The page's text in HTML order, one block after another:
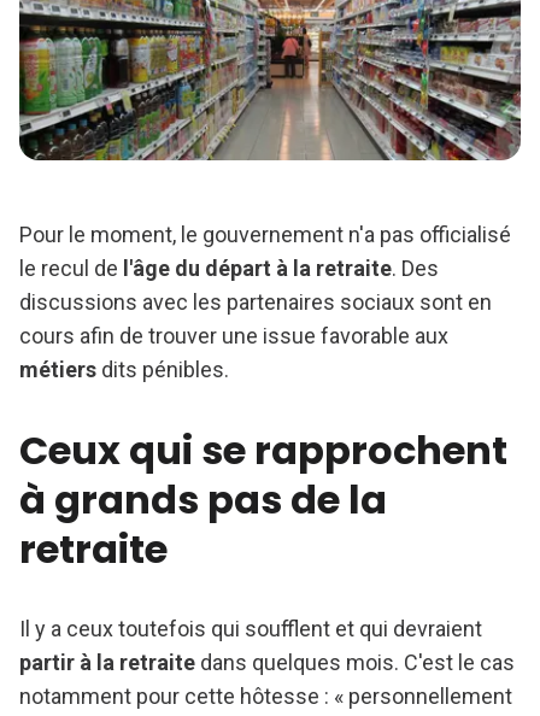
Pour le moment, le gouvernement n'a pas officialisé
le recul de l'âge du départ à la retraite. Des
discussions avec les partenaires sociaux sont en
cours afin de trouver une issue favorable aux
métiers dits pénibles.
Ceux qui se rapprochent
à grands pas de la
retraite
Il y a ceux toutefois qui soufflent et qui devraient
partir à la retraite dans quelques mois. C'est le cas
notamment pour cette hôtesse : « personnellement